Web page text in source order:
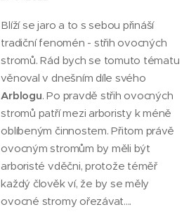
Blíží se jaro a to s sebou přináší
tradiční fenomén - střih ovocných
stromů. Rád bych se tomuto tématu
věnoval v dnešním díle svého
Arblogu. Po pravdě střih ovocných
stromů patří mezi arboristy k méně
oblíbeným činnostem. Přitom právě
ovocným stromům by měli být
arboristé vděčni, protože téměř
každý člověk ví, že by se měly
ovocné stromy ořezávat....